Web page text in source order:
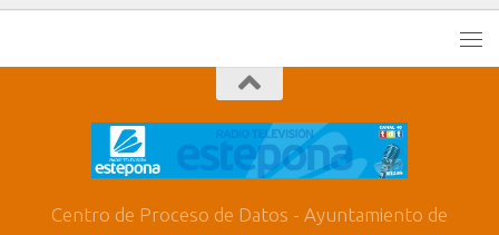
Centro de Proceso de Datos - Ayuntamiento de